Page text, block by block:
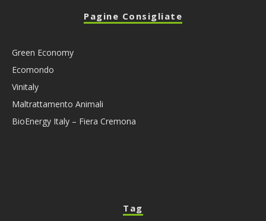
Pagine Consigliate
Green Economy
Ecomondo
Vinitaly
Maltrattamento Animali
BioEnergy Italy – Fiera Cremona
Tag